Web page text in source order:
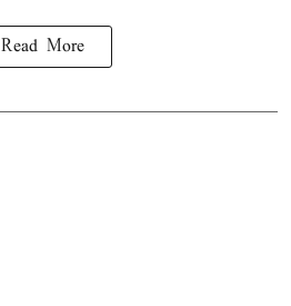
Read More